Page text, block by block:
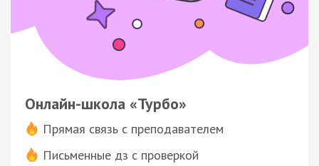
Онлайн-школа «Турбо»
Прямая связь с преподавателем
Письменные дз с проверкой